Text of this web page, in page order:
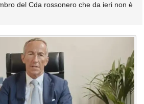
del Cda rossonero che da ieri non è